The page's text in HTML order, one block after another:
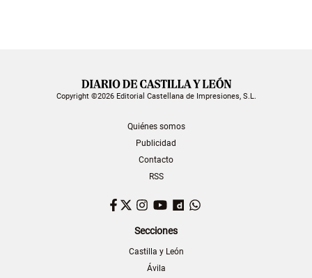
Copyright ©2026 Editorial Castellana de Impresiones, S.L.
Quiénes somos
Publicidad
Contacto
RSS
Facebook
TwitterInstagram
YouTubeDailymotion
Secciones
Castilla y León
Ávila